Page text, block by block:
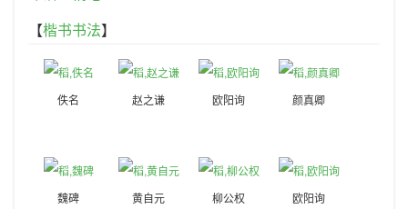
【楷书书法】
佚名 赵之谦 欧阳询 颜真卿
魏碑 黄自元 柳公权 欧阳询